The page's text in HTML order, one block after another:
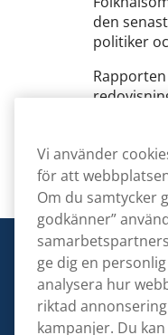
den
politiker
Läs mer
Denna
hälsan och
för
Vi använder
för att
Om du samtycker
godkänner”
ge dig en
analysera hur
riktad
kampanjer. Du